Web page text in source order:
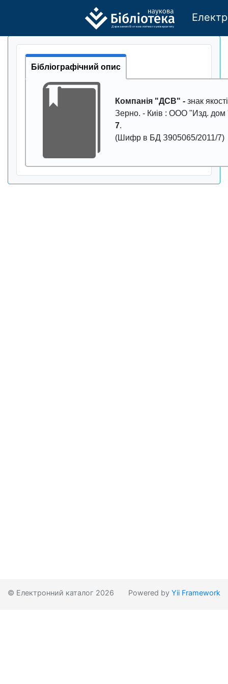
Державного бі отехно логічно го універси тету
Бібліографічний опис
Компанія "ДСВ" - знак
Зерно. - Киiв : ООО "Изд.
7.
(Шифр в БД З905065/2011/7)
© Електронний каталог 2026 Powered by Yii Framework